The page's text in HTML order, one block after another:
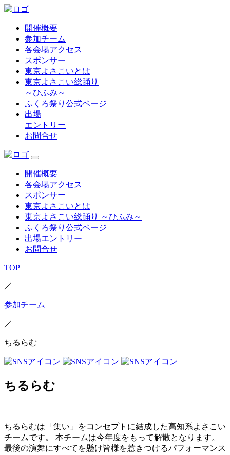
開催概要
参加チーム
各会場アクセス
スポンサー
東京よさこいとは
東京よさこい総踊り
～ひふみ～
ふくろ祭り公式ページ
出場
エントリー
お問合せ
開催概要
各会場アクセス
スポンサー
東京よさこいとは
東京よさこい総踊り ～ひふみ～
ふくろ祭り公式ページ
出場エントリー
お問合せ
TOP
／
参加チーム
／
ちるらむ
ちるらむ
ちるらむは「集い」をコンセプトに結成した高知系よさこい
チームです。 本チームは今年度をもって解散となります。
最後の演舞にすべてを懸け皆様を惹きつけるパフォーマンス